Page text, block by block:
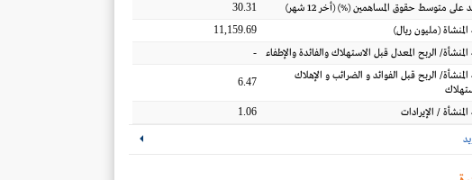
على متوسط حقوق المساهمين(%) (أخر 12 شهر)
30.31
(مليون ريال)
11,159.69
الربح المعدل قبل الاستهلاك والفائدة والإطفاء
-
الربح قبل الفوائد و الضرائب و الإهلاك
6.47
/ الإيرادات 1.06